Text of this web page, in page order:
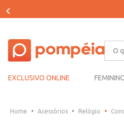
O
EXCLUSIVO ONLINE
Acessórios Relógio